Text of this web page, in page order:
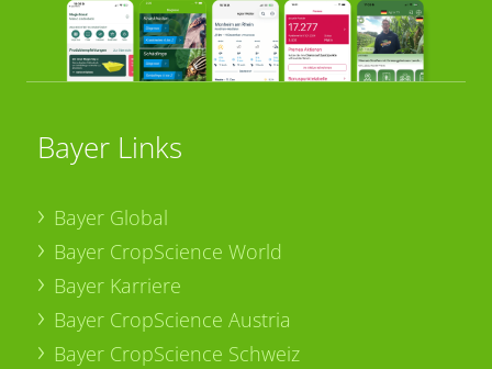
Bayer Links
Bayer Global
Bayer CropScience World
Bayer Karriere
Bayer CropScience Austria
Bayer CropScience Schweiz